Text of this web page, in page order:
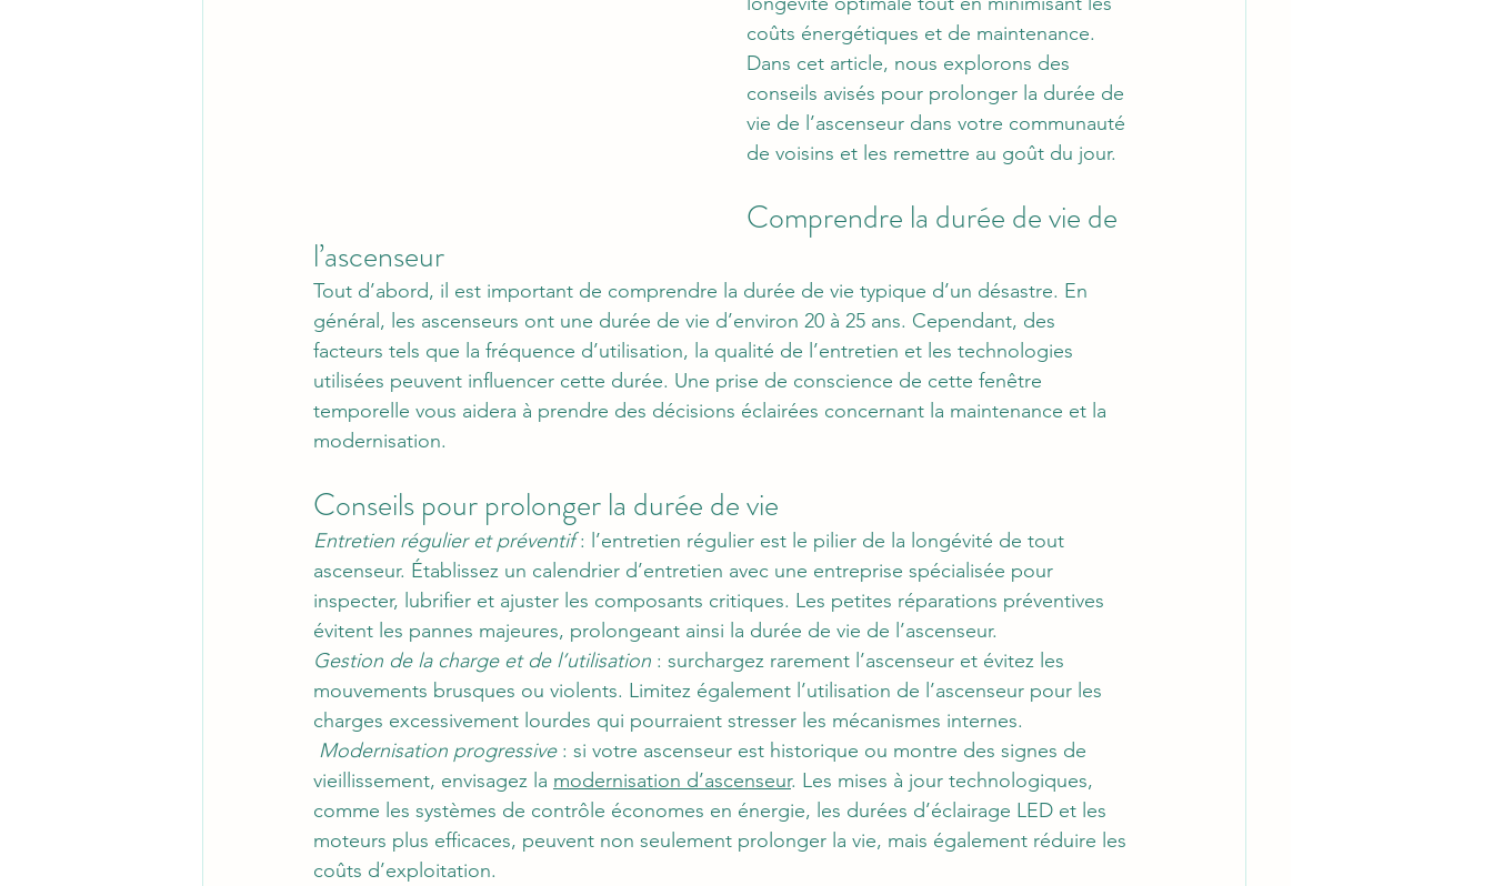
coûts énergétiques et de maintenance.
Dans cet article, nous explorons des
conseils avisés pour prolonger la durée de
vie de l’ascenseur dans votre communauté
de voisins et les remettre au goût du jour.
Comprendre la durée de vie de
l’ascenseur
Tout d’abord, il est important de comprendre la durée de vie typique d’un désastre. En
général, les ascenseurs ont une durée de vie d’environ 20 à 25 ans. Cependant, des
facteurs tels que la fréquence d’utilisation, la qualité de l’entretien et les technologies
utilisées peuvent influencer cette durée. Une prise de conscience de cette fenêtre
temporelle vous aidera à prendre des décisions éclairées concernant la maintenance et la
modernisation.
Conseils pour prolonger la durée de vie
Entretien régulier et préventif : l’entretien régulier est le pilier de la longévité de tout
ascenseur. Établissez un calendrier d’entretien avec une entreprise spécialisée pour
inspecter, lubrifier et ajuster les composants critiques. Les petites réparations préventives
évitent les pannes majeures, prolongeant ainsi la durée de vie de l’ascenseur.
Gestion de la charge et de l’utilisation : surchargez rarement l’ascenseur et évitez les
mouvements brusques ou violents. Limitez également l’utilisation de l’ascenseur pour les
charges excessivement lourdes qui pourraient stresser les mécanismes internes.
Modernisation progressive : si votre ascenseur est historique ou montre des signes de
vieillissement, envisagez la modernisation d’ascenseur. Les mises à jour technologiques,
comme les systèmes de contrôle économes en énergie, les durées d’éclairage LED et les
moteurs plus efficaces, peuvent non seulement prolonger la vie, mais également réduire les
coûts d’exploitation.